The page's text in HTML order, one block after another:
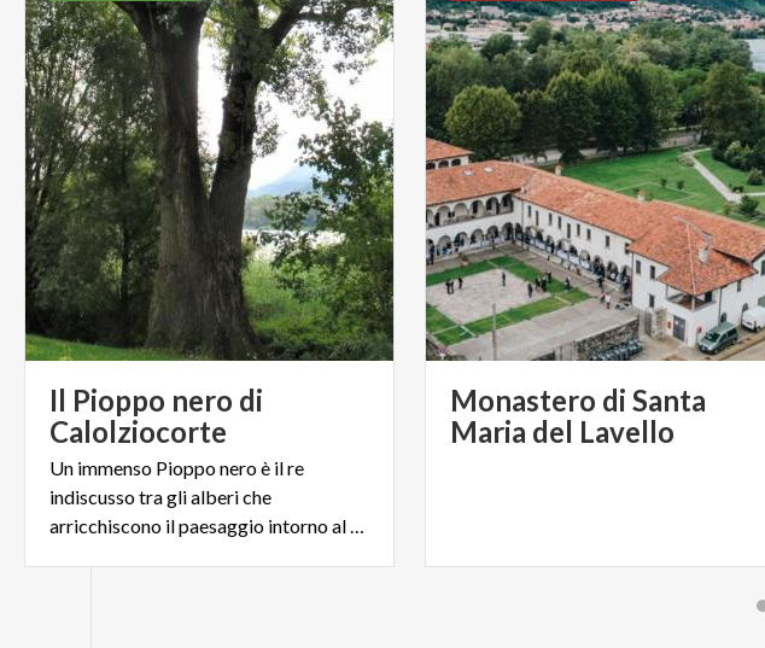
Il Pioppo nero di
Calolziocorte
Un immenso Pioppo nero è il re
indiscusso tra gli alberi che
arricchiscono il paesaggio intorno al Lago di Olginate.
Monastero di Santa
Maria del Lavello